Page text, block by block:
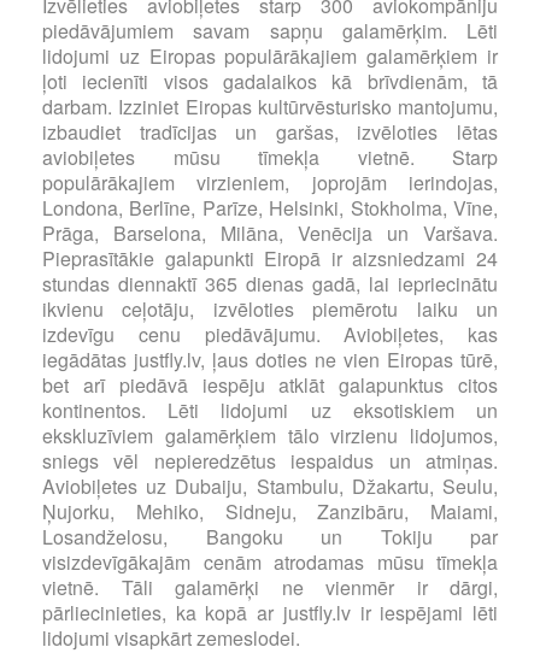
piedāvājumiem savam sapņu galamērķim. Lēti
lidojumi uz Eiropas populārākajiem galamērķiem ir
ļoti iecienīti visos gadalaikos kā brīvdienām, tā
darbam. Izziniet Eiropas kultūrvēsturisko mantojumu,
izbaudiet tradīcijas un garšas, izvēloties lētas
aviobiļetes mūsu tīmekļa vietnē. Starp
populārākajiem virzieniem, joprojām ierindojas,
Londona, Berlīne, Parīze, Helsinki, Stokholma, Vīne,
Prāga, Barselona, Milāna, Venēcija un Varšava.
Pieprasītākie galapunkti Eiropā ir aizsniedzami 24
stundas diennaktī 365 dienas gadā, lai iepriecinātu
ikvienu ceļotāju, izvēloties piemērotu laiku un
izdevīgu cenu piedāvājumu. Aviobiļetes, kas
iegādātas justfly.lv, ļaus doties ne vien Eiropas tūrē,
bet arī piedāvā iespēju atklāt galapunktus citos
kontinentos. Lēti lidojumi uz eksotiskiem un
ekskluzīviem galamērķiem tālo virzienu lidojumos,
sniegs vēl nepieredzētus iespaidus un atmiņas.
Aviobiļetes uz Dubaiju, Stambulu, Džakartu, Seulu,
Ņujorku, Mehiko, Sidneju, Zanzibāru, Maiami,
Losandželosu, Bangoku un Tokiju par
visizdevīgākajām cenām atrodamas mūsu tīmekļa
vietnē. Tāli galamērķi ne vienmēr ir dārgi,
pārliecinieties, ka kopā ar justfly.lv ir iespējami lēti
lidojumi visapkārt zemeslodei.